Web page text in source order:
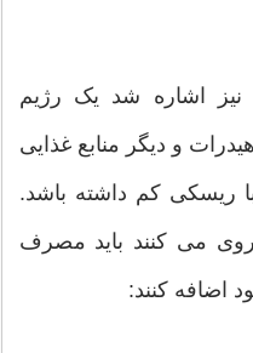
نیز اشاره شد یک رژیم
و دیگر منابع غذایی
ریسکی کم داشته باشد.
می کنند باید مصرف
اضافه کنند: